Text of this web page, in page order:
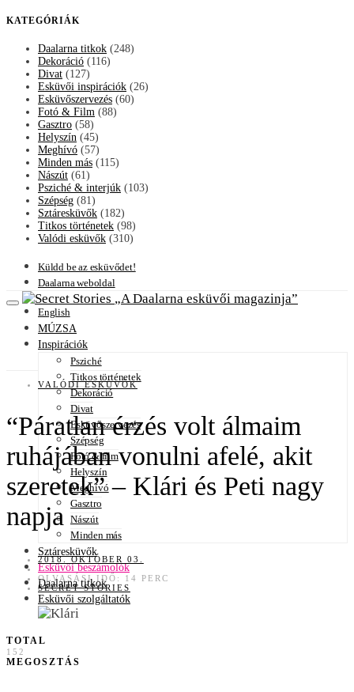
KATEGÓRIÁK
Daalarna titkok (248)
Dekoráció (116)
Divat (127)
Esküvői inspirációk (26)
Esküvőszervezés (60)
Fotó & Film (88)
Gasztro (58)
Helyszín (45)
Meghívó (57)
Minden más (115)
Nászút (61)
Psziché & interjúk (103)
Szépség (81)
Sztáresküvők (182)
Titkos történetek (98)
Valódi esküvők (310)
Küldd be az esküvődet!
Daalarna weboldal
English
A Daalarna esküvői magazinja
MÚZSA
Inspirációk
Psziché
Titkos történetek
Dekoráció
Divat
Esküvőszervezés
Szépség
Fotó & film
Helyszín
Meghívó
Gasztro
Nászút
Minden más
Sztáresküvők
Esküvői beszámolók
Daalarna titkok
Esküvői szolgáltatók
VALÓDI ESKÜVŐK
“Páratlan érzés volt álmaim
ruhájában vonulni afelé, akit
szeretek” – Klári és Peti nagy
napja
2018. OKTÓBER 03.
OLVASÁSI IDŐ: 14 PERC
SECRET STORIES
TOTAL
152
MEGOSZTÁS